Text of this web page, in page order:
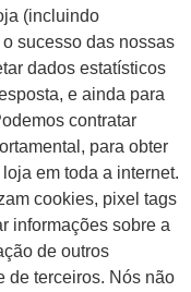
(incluindo
sucesso das nossas
dados estatísticos
e ainda para
contratar
para obter
em toda a internet.
cookies, pixel tags
informações sobre a
de outros
de terceiros. Nós não